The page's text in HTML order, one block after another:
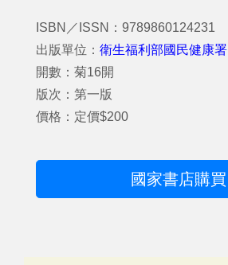
ISBN／ISSN：9789860124231
出版單位： 衛生福利部國民健康署
開數：菊16開
版次：第一版
價格：定價$200
國家書店購買